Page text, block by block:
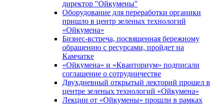
директор "Ойкумены"
Оборудование для переработки органики
пришло в центр зеленых технологий
«Ойкумена»
Бизнес-встреча, посвященная бережному
обращению с ресурсами, пройдет на
Камчатке
«Ойкумена» и «Кванториум» подписали
соглашение о сотрудничестве
Двухдневный открытый лекторий прошел в
центре зеленых технологий «Ойкумена»
Лекции от «Ойкумены» прошли в рамках